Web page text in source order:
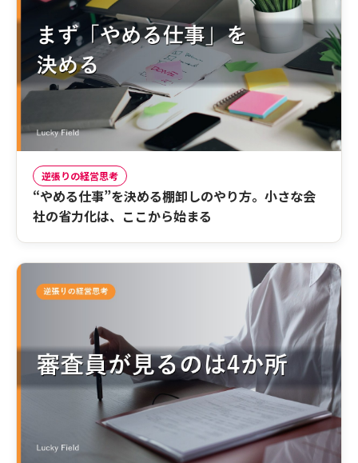
逆張りの経営思考
“やめる仕事”を決める棚卸しのやり方。小さな会
社の省力化は、ここから始まる